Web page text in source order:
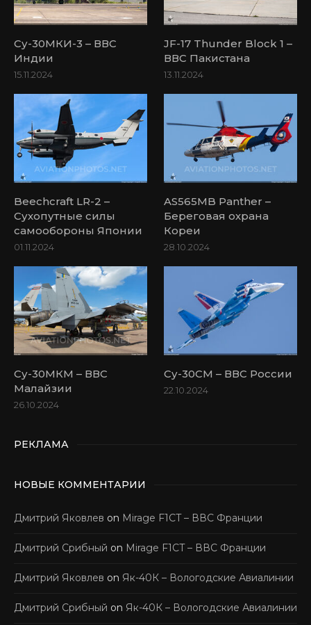
Су-30МКИ-3 – ВВС
Индии
15.11.2024
JF-17 Thunder Block 1 –
ВВС Пакистана
13.11.2024
Beechcraft LR-2 –
Сухопутные силы
самообороны Японии
01.11.2024
AS565MB Panther –
Береговая охрана
Кореи
28.10.2024
Су-30МКМ – ВВС
Малайзии
26.10.2024
Су-30СМ – ВВС России
22.10.2024
РЕКЛАМА
НОВЫЕ КОММЕНТАРИИ
Дмитрий Яковлев on Mirage F1CT – ВВС Франции
Дмитрий Срибный on Mirage F1CT – ВВС Франции
Дмитрий Яковлев on Як-40К – Вологодские Авиалинии
Дмитрий Срибный on Як-40К – Вологодские Авиалинии